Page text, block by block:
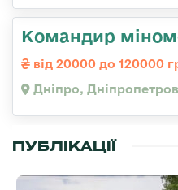
Командир
від 20000 до 120000
Дніпро,
ПУБЛІКАЦІЇ